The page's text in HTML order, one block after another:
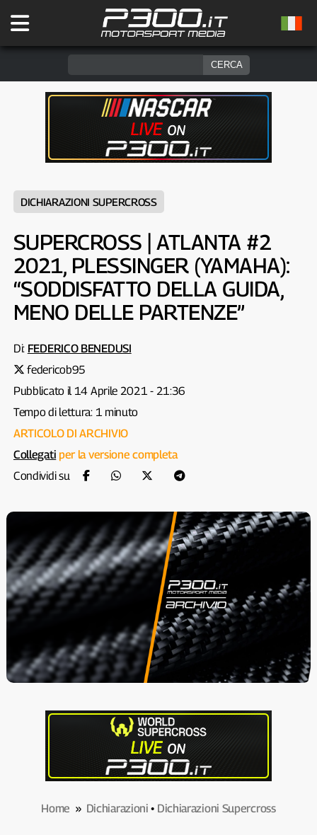
DICHIARAZIONI SUPERCROSS
SUPERCROSS | ATLANTA #2
2021, PLESSINGER (YAMAHA):
“SODDISFATTO DELLA GUIDA,
MENO DELLE PARTENZE”
Di: FEDERICO BENEDUSI
federicob95
Pubblicato il 14 Aprile 2021 - 21:36
Tempo di lettura: 1 minuto
ARTICOLO DI ARCHIVIO
Collegati per la versione completa
Condividi su
Home » Dichiarazioni • Dichiarazioni Supercross